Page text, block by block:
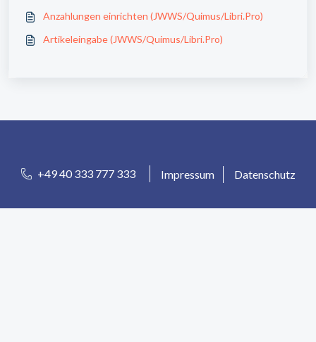
Anzahlungen einrichten (JWWS/Quimus/Libri.Pro)
Artikeleingabe (JWWS/Quimus/Libri.Pro)
+49 40 333 777 333 Impressum Datenschutz